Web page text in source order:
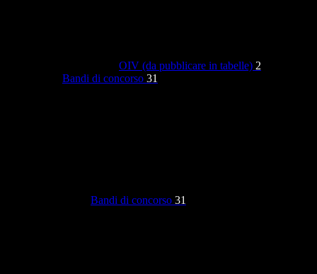
OIV (da pubblicare in tabelle) 2
Bandi di concorso 31
Bandi di concorso 31